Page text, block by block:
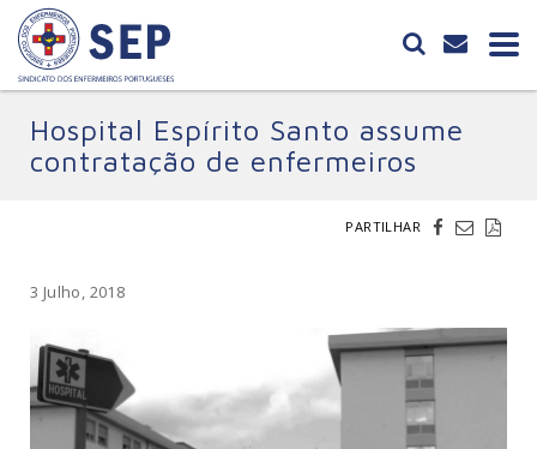
Hospital Espírito Santo assume
contratação de enfermeiros
PARTILHAR
3 Julho, 2018